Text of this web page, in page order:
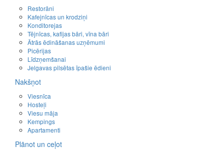
Restorāni
Kafejnīcas un krodziņi
Konditorejas
Tējnīcas, kafijas bāri, vīna bāri
Ātrās ēdināšanas uzņēmumi
Picērijas
Līdzņemšanai
Jelgavas pilsētas īpašie ēdieni
Nakšņot
Viesnīca
Hosteļi
Viesu māja
Kempings
Apartamenti
Plānot un ceļot